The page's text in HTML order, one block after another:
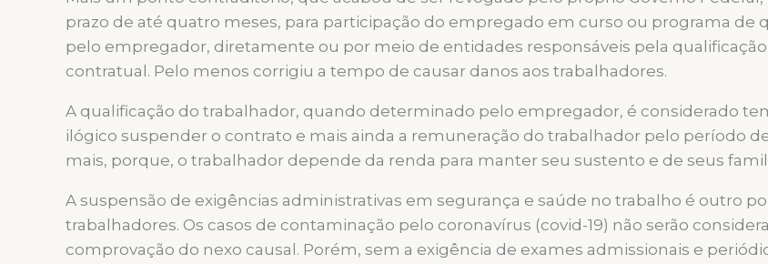
prazo de até quatro meses, para participação do empregado em curso ou programa de
pelo empregador, diretamente ou por meio de entidades responsáveis pela
contratual. Pelo menos corrigiu a tempo de causar danos aos trabalhadores.
A qualificação do trabalhador, quando determinado pelo empregador, é considerado
ilógico suspender o contrato e mais ainda a remuneração do trabalhador pelo período
mais, porque, o trabalhador depende da renda para manter seu sustento e de seus
A suspensão de exigências administrativas em segurança e saúde no trabalho é outro
trabalhadores. Os casos de contaminação pelo coronavírus (covid-19) não serão
comprovação do nexo causal. Porém, sem a exigência de exames admissionais e